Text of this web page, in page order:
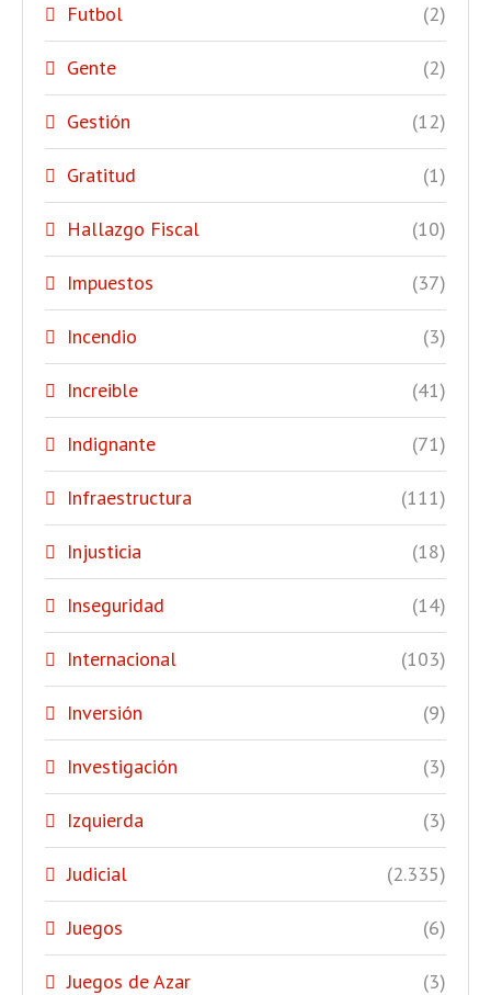
Futbol (2)
Gente (2)
Gestión (12)
Gratitud (1)
Hallazgo Fiscal (10)
Impuestos (37)
Incendio (3)
Increible (41)
Indignante (71)
Infraestructura (111)
Injusticia (18)
Inseguridad (14)
Internacional (103)
Inversión (9)
Investigación (3)
Izquierda (3)
Judicial (2.335)
Juegos (6)
Juegos de Azar (3)